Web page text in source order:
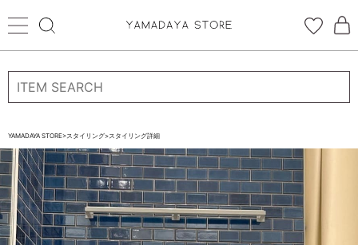
ログイン 新規会員登録
お気に入り
CATEGORYから探す
STORE BRAND・LABELから探す
YAMADAYA STORE>スタイリング>スタイリング詳細
ログイン